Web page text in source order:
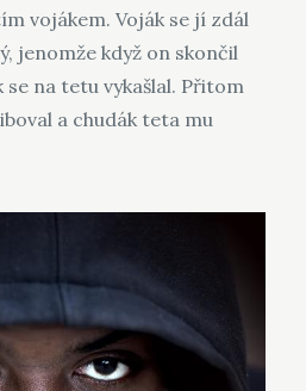
vojákem. Voják se jí zdál
jenomže když on skončil
se na tetu vykašlal. Přitom
a chudák teta mu